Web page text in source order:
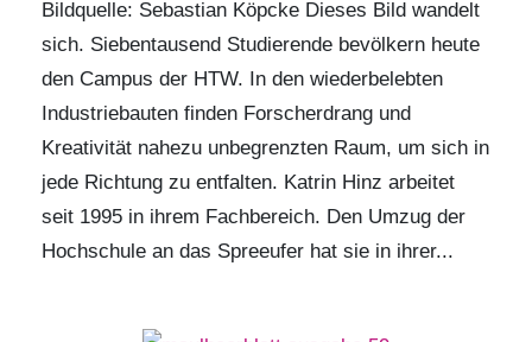
Bildquelle: Sebastian Köpcke Dieses Bild wandelt
sich. Siebentausend Studierende bevölkern heute
den Campus der HTW. In den wiederbelebten
Industriebauten finden Forscherdrang und
Kreativität nahezu unbegrenzten Raum, um sich in
jede Richtung zu entfalten. Katrin Hinz arbeitet
seit 1995 in ihrem Fachbereich. Den Umzug der
Hochschule an das Spreeufer hat sie in ihrer...